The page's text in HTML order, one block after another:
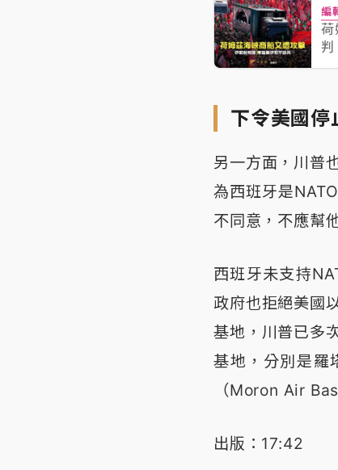
編
荷
判
下令美國停
另一方面，川普
為西班牙是
不同意，不應幫
西班牙未支持
政府也拒絕美國
基地，川普已多
基地，分別是羅
（Moron Air
出版：17:42